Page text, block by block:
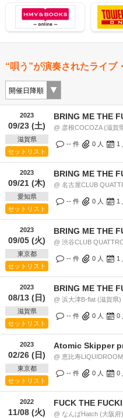
“唄う”が演奏されたライブ
2023
09/23 (土)
滋賀県
セットリスト
BRING ME THE
@ 彦根COCOZA (滋賀
-- 件 0 人 1
2023
09/21 (木)
愛知県
セットリスト
BRING ME THE
@ 名古屋CLUB
-- 件 0 人 1
2023
09/05 (火)
東京都
セットリスト
BRING ME THE
@ 渋谷CLUB
-- 件 0 人 1
2023
08/13 (日)
滋賀県
セットリスト
BRING ME THE
@ 浜大津B-flat (滋賀県)
-- 件 0 人 0
2023
02/26 (日)
東京都
セットリスト
Atomic Skipper
@ 恵比寿
-- 件 0 人 0
2022
11/08 (火)
FUCK THE
@ なんばHatch (大阪府